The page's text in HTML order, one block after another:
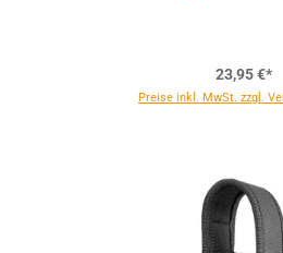
23,95 €*
Preise inkl. MwSt. zzgl.